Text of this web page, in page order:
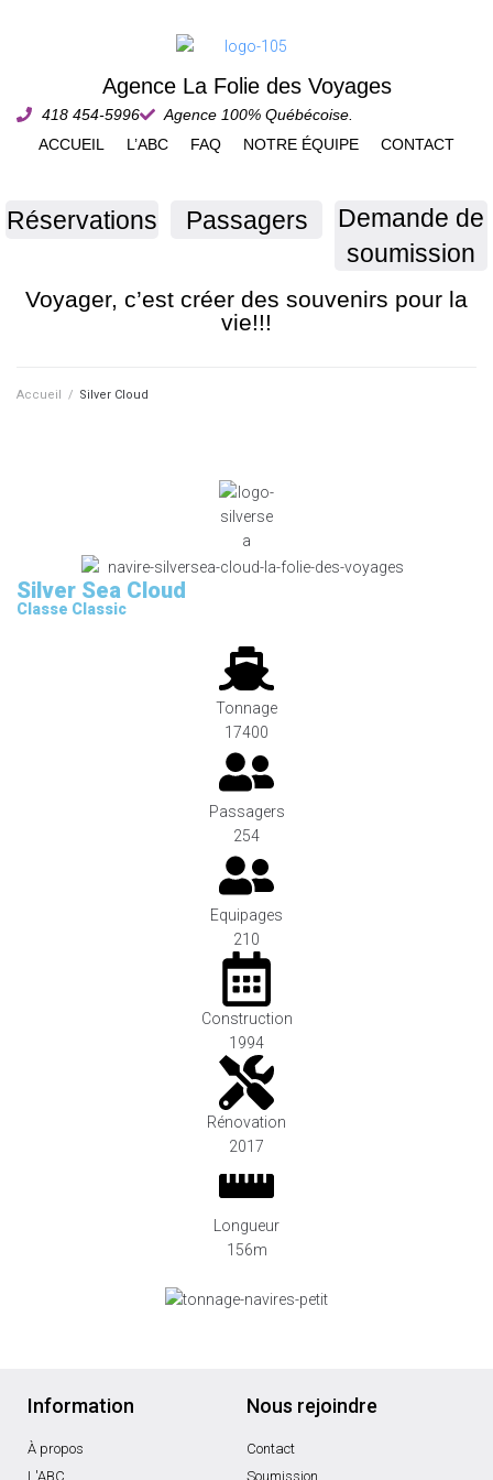
Agence La Folie des Voyages
418 454-5996
Agence 100% Québécoise.
ACCUEIL
L’ABC FAQ NOTRE ÉQUIPE CONTACT
Réservations Passagers
Demande de
soumission
Voyager, c’est créer des souvenirs pour la
vie!!!
Accueil / Silver Cloud
Silver Sea Cloud
Classe Classic
Tonnage
17400
Passagers
254
Equipages
210
Construction
1994
Rénovation
2017
Longueur
156m
Information
À propos
L'ABC
Nous rejoindre
Contact
Soumission